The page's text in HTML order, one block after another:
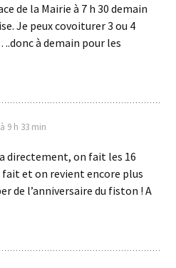
de la Mairie à 7 h 30 demain
Je peux covoiturer 3 ou 4
à demain pour les
9 h 33 min
directement, on fait les 16
et on revient encore plus
de l’anniversaire du fiston ! A